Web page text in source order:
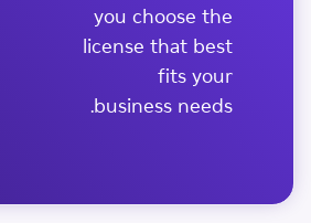
you choose the
license that best
fits your
business needs.